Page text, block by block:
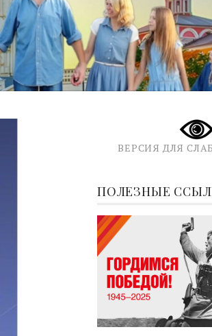
ВЕРСИЯ ДЛЯ
ПОЛЕЗНЫЕ